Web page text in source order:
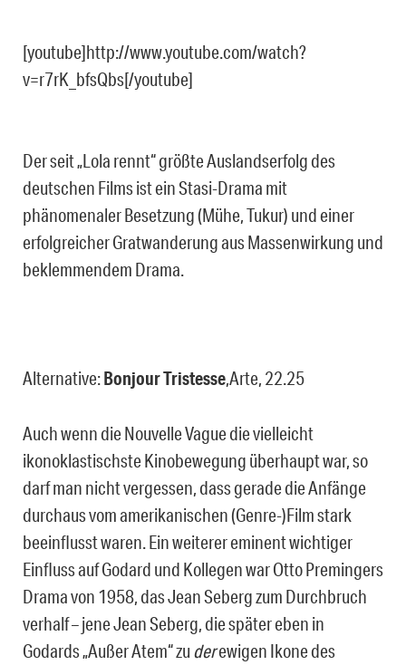
[youtube]http://www.youtube.com/watch?
v=r7rK_bfsQbs[/youtube]
Der seit „Lola rennt“ größte Auslandserfolg des
deutschen Films ist ein Stasi-Drama mit
phänomenaler Besetzung (Mühe, Tukur) und einer
erfolgreicher Gratwanderung aus Massenwirkung und
beklemmendem Drama.
Alternative:Bonjour Tristesse,Arte, 22.25
Auch wenn die Nouvelle Vague die vielleicht
ikonoklastischste Kinobewegung überhaupt war, so
darf man nicht vergessen, dass gerade die Anfänge
durchaus vom amerikanischen (Genre-)Film stark
beeinflusst waren. Ein weiterer eminent wichtiger
Einfluss auf Godard und Kollegen war Otto Premingers
Drama von 1958, das Jean Seberg zum Durchbruch
verhalf – jene Jean Seberg, die später eben in
Godards „Außer Atem“ zu derewigen Ikone des